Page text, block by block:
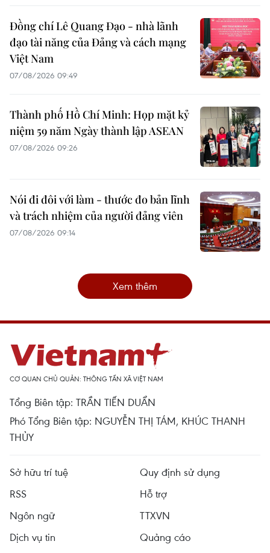
Đồng chí Lê Quang Đạo - nhà lãnh
đạo tài năng của Đảng và cách mạng
Việt Nam
07/08/2026 09:49
Thành phố Hồ Chí Minh: Họp mặt kỷ
niệm 59 năm Ngày thành lập ASEAN
07/08/2026 09:26
Nói đi đôi với làm - thước đo bản lĩnh
và trách nhiệm của người đảng viên
07/08/2026 09:14
Xem thêm
CƠ QUAN CHỦ QUẢN: THÔNG TẤN XÃ VIỆT NAM
Tổng Biên tập: TRẦN TIẾN DUẨN
Phó Tổng Biên tập: NGUYỄN THỊ TÁM, KHÚC THANH
THỦY
Sở hữu trí tuệ
Quy định sử dụng
RSS
Hỗ trợ
Ngôn ngữ
TTXVN
Dịch vụ tin
Quảng cáo